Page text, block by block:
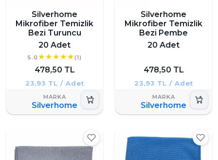
Silverhome
Mikrofiber Temizlik
Bezi Turuncu
20 Adet
5.0 (1)
478,50 TL
23,93 TL / Adet
Silverhome
Silverhome
Mikrofiber Temizlik
Bezi Pembe
20 Adet
478,50 TL
23,93 TL / Adet
Silverhome